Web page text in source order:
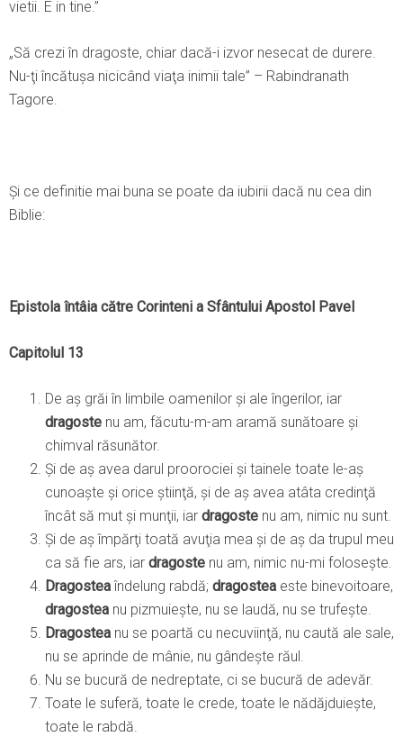
vietii. E in tine.”
„Să crezi în dragoste, chiar dacă-i izvor nesecat de durere.
Nu-ţi încătuşa nicicând viaţa inimii tale” – Rabindranath
Tagore.
Și ce definitie mai buna se poate da iubirii dacă nu cea din
Biblie:
Epistola întâia către Corinteni a Sfântului Apostol Pavel
Capitolul 13
De aş grăi în limbile oamenilor şi ale îngerilor, iar
dragoste nu am, făcutu-m-am aramă sunătoare şi
chimval răsunător.
Şi de aş avea darul proorociei şi tainele toate le-aş
cunoaşte şi orice ştiinţă, şi de aş avea atâta credinţă
încât să mut şi munţii, iar dragoste nu am, nimic nu sunt.
Şi de aş împărţi toată avuţia mea şi de aş da trupul meu
ca să fie ars, iar dragoste nu am, nimic nu-mi foloseşte.
Dragosteaîndelung rabdă; dragostea este binevoitoare,
dragostea nu pizmuieşte, nu se laudă, nu se trufeşte.
Dragostea nu se poartă cu necuviinţă, nu caută ale sale,
nu se aprinde de mânie, nu gândeşte răul.
Nu se bucură de nedreptate, ci se bucură de adevăr.
Toate le suferă, toate le crede, toate le nădăjduieşte,
toate le rabdă.